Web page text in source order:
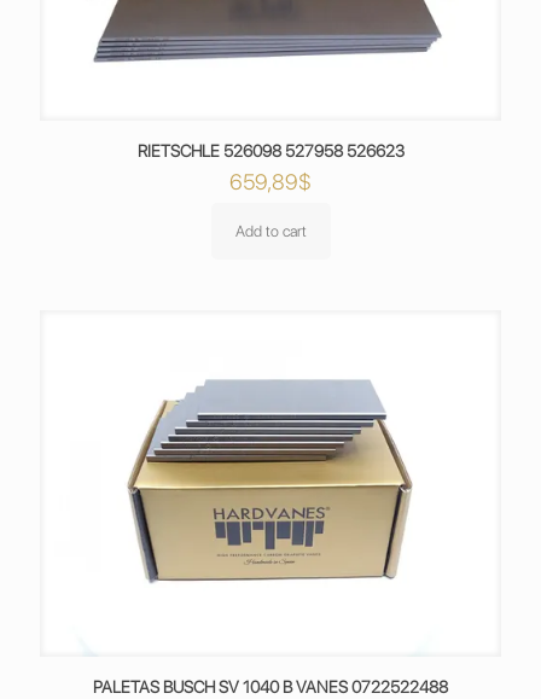
RIETSCHLE 526098 527958 526623
659,89$
Add to cart
PALETAS BUSCH SV 1040 B VANES 0722522488